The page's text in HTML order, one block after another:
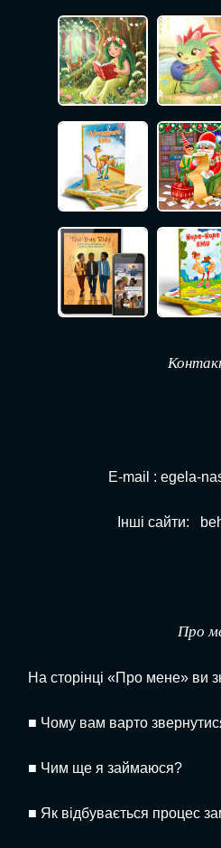
E-mail : egela-
Інші сайти:
Про
На сторінці «Про мене» ви
■ Чому вам варто
■ Чим ще я займаюся?
■ Як відбувається процес